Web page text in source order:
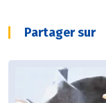
Partager sur